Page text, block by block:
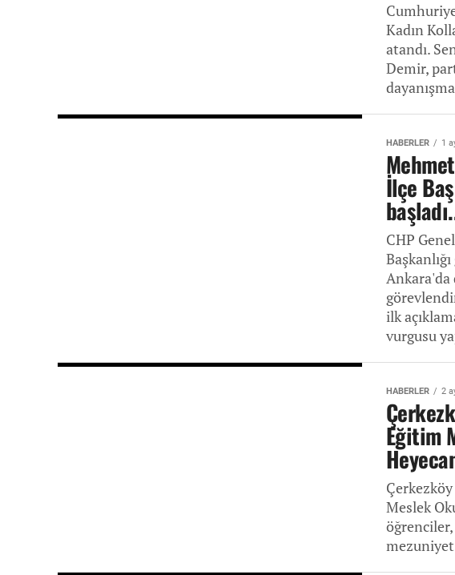
Kadın
atandı.
Demir,
HABERLER 1
İlçe
CHP
ilk
vurgusu
HABERLER 2
Eğitim
Meslek
mezuniyet